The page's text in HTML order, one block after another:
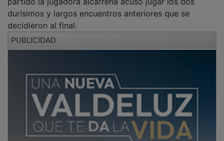
durísimos y largos encuentros anteriores que se
decidieron al final.